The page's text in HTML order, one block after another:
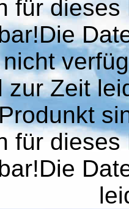
für
zur Zeit
für